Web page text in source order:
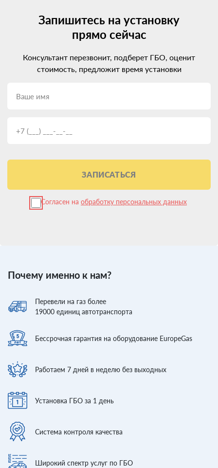
Запишитесь на установку
прямо сейчас
Консультант перезвонит, подберет ГБО, оценит
стоимость, предложит время установки
ЗАПИСАТЬСЯ
Согласен на обработку персональных данных
Почему именно к нам?
Перевели на газ более
19000 единиц автотранспорта
Бессрочная гарантия на оборудование EuropeGas
Работаем 7 дней в неделю без выходных
Установка ГБО за 1 день
Система контроля качества
Широкий спектр услуг по ГБО